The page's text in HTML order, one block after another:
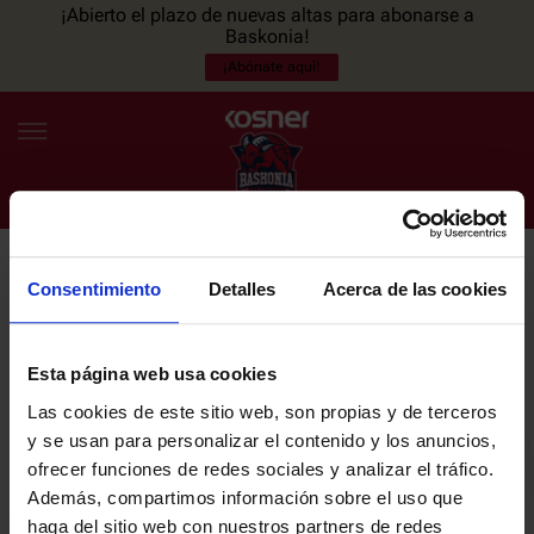
Consentimiento Detalles Acerca de las cookies
Esta página web usa cookies
Las cookies de este sitio web, son propias y de terceros
y se usan para personalizar el contenido y los anuncios,
ofrecer funciones de redes sociales y analizar el tráfico.
Además, compartimos información sobre el uso que
haga del sitio web con nuestros partners de redes
¡Abierto el plazo de nuevas altas para abonarse a
Baskonia!
¡Abónate aquí!
ES EU
NOTICIAS
PLANTILLA
ENTRADAS
NEWSLETTER
últimas noticias y promociones del club.
Email
He leído y acepto laPolítica de privacidaddel SASKI BASKONIA